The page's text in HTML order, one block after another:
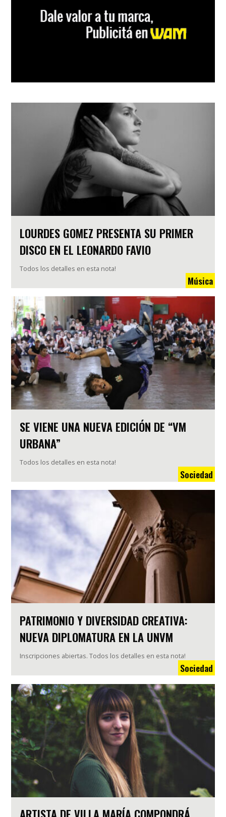
LOURDES GOMEZ PRESENTA SU PRIMER
DISCO EN EL LEONARDO FAVIO
Todos los detalles en esta nota!
Música
SE VIENE UNA NUEVA EDICIÓN DE “VM
URBANA”
Todos los detalles en esta nota!
Sociedad
PATRIMONIO Y DIVERSIDAD CREATIVA:
NUEVA DIPLOMATURA EN LA UNVM
Inscripciones abiertas. Todos los detalles en esta nota!
Sociedad
ARTISTA DE VILLA MARÍA COMPONDRÁ